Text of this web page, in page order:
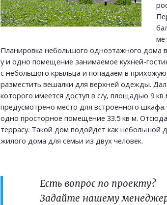
Планировка небольшого одноэтажного дома
у и одно помещение занимаемое кухней-
с небольшого крыльца и попадаем в
разместить вешалки для верхней одежды.
которого имеется доступ в с/у, площадью 9 кв
предусмотрено место для встроенного
одно просторное помещение 33.5 кв м.
террасу. Такой дом подойдет как небольшой
жилого дома для семьи из двух человек.
Есть вопрос по проекту?
Задайте нашему
ОТПРАВИТЬ